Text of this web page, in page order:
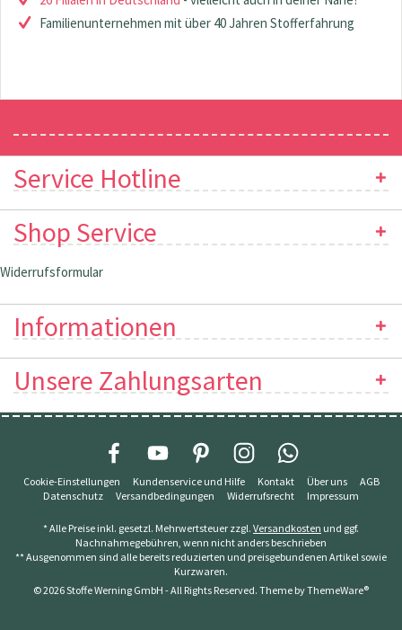
Familienunternehmen mit über 40 Jahren Stofferfahrung
Service Hotline
Shop Service
Widerrufsformular
Informationen
Unsere Zahlungsarten
Cookie-Einstellungen Kundenservice und Hilfe Kontakt Über uns
AGB
Datenschutz
Versandbedingungen Widerrufsrecht Impressum
* Alle Preise inkl. gesetzl. Mehrwertsteuer zzgl. Versandkosten und ggf.
Nachnahmegebühren, wenn nicht anders beschrieben
** Ausgenommen sind alle bereits reduzierten und preisgebundenen Artikel sowie
Kurzwaren.
© 2026 Stoffe Werning GmbH - All Rights Reserved. Theme byThemeWare®